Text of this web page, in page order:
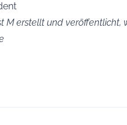
M erstellt und veröffentlicht,